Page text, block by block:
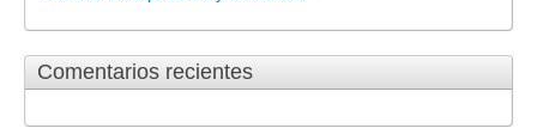
Comentarios recientes